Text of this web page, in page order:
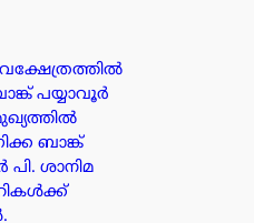
പയ്യാവൂർ
ബാങ്ക്
ശാനിമ